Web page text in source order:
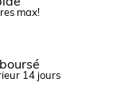
max!
14 jours